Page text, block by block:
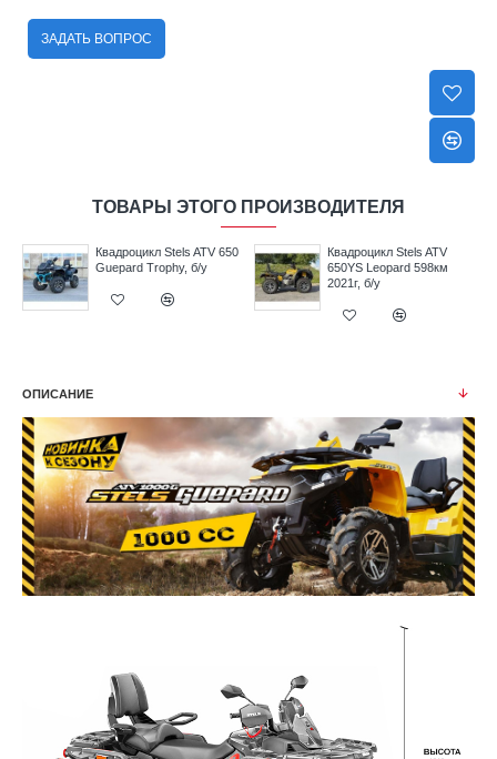
ЗАДАТЬ ВОПРОС
ТОВАРЫ ЭТОГО ПРОИЗВОДИТЕЛЯ
Квадроцикл Stels ATV 650
Guepard Trophy, б/у
Квадроцикл Stels ATV
650YS Leopard 598км
2021г, б/у
ОПИСАНИЕ